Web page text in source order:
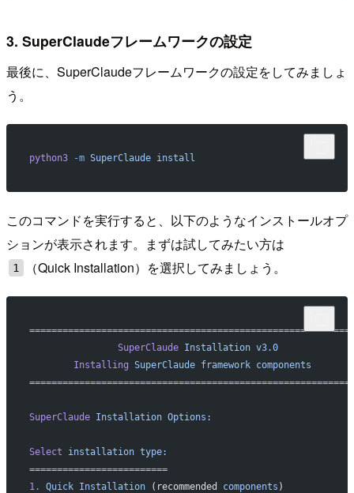
3. SuperClaudeフレームワークの設定
最後に、SuperClaudeフレームワークの設定をしてみましょ
う。
python3 -m SuperClaude install
このコマンドを実行すると、以下のようなインストールオプ
ションが表示されます。まずは試してみたい方は
1 （Quick Installation）を選択してみましょう。
                SuperClaude
Installation v3.0
        Installing
SuperClaude framework components
SuperClaude Installation Options:
Select installation type:
=========================
1.
Quick Installation (recommended components )